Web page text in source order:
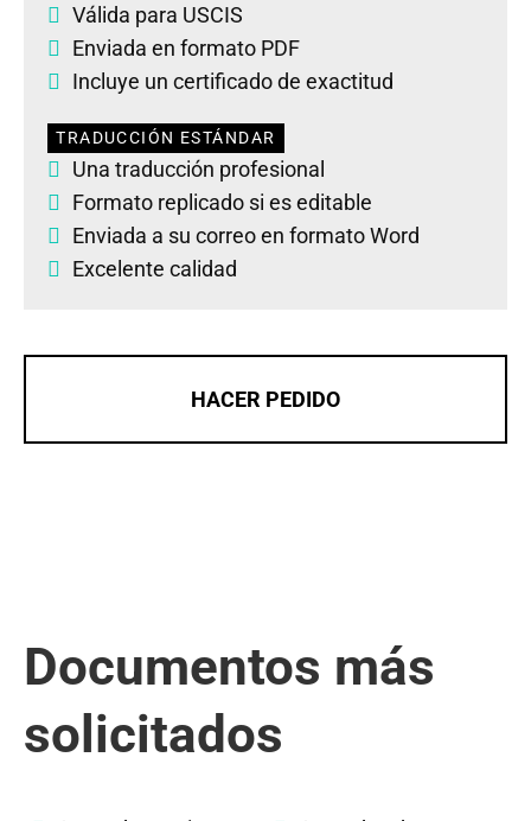
Válida para USCIS
Enviada en formato PDF
Incluye un certificado de exactitud
TRADUCCIÓN ESTÁNDAR
Una traducción profesional
Formato replicado si es editable
Enviada a su correo en formato Word
Excelente calidad
HACER PEDIDO
Documentos más
solicitados